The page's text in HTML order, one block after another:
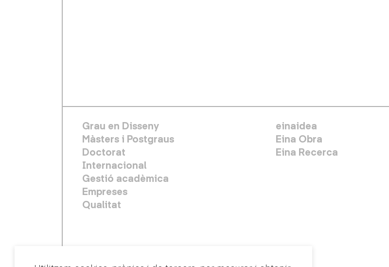
FOOTER PRINCIPAL
Grau en Disseny
Màsters i Postgraus
Doctorat
Internacional
Gestió acadèmica
Empreses
Qualitat
MENÚ SECUNDARIO
einaidea
Eina Obra
Eina Recerca